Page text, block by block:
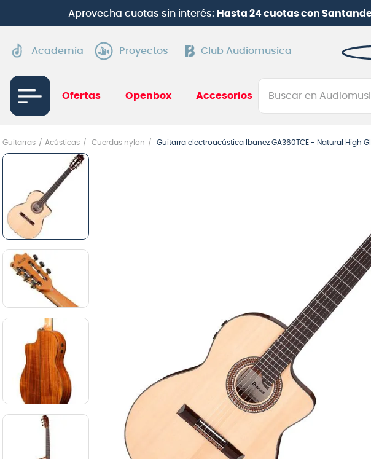
Aprovecha cuotas sin interés: Hasta 24 cuotas con
Academia Proyectos Club Audiomusica
Ofertas Openbox Accesorios
Buscar en
Guitarras Acústicas Cuerdas nylon Guitarra electroacústica Ibanez GA360TCE - Natural High
1.
guitarra electrica
9.
micrófono
violin